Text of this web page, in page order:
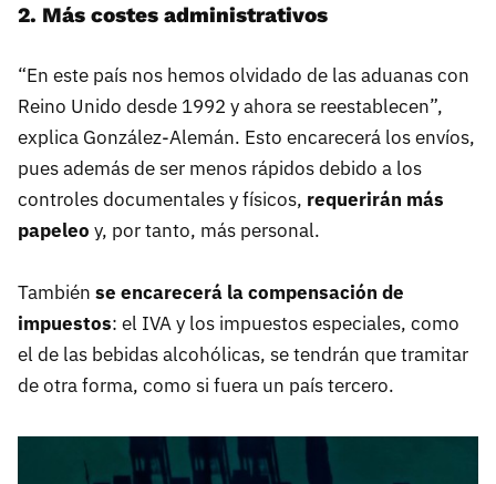
2. Más costes administrativos
“En este país nos hemos olvidado de las aduanas con
Reino Unido desde 1992 y ahora se reestablecen”,
explica González-Alemán. Esto encarecerá los envíos,
pues además de ser menos rápidos debido a los
controles documentales y físicos, requerirán más
papeleo y, por tanto, más personal.
También se encarecerá la compensación de
impuestos: el IVA y los impuestos especiales, como
el de las bebidas alcohólicas, se tendrán que tramitar
de otra forma, como si fuera un país tercero.